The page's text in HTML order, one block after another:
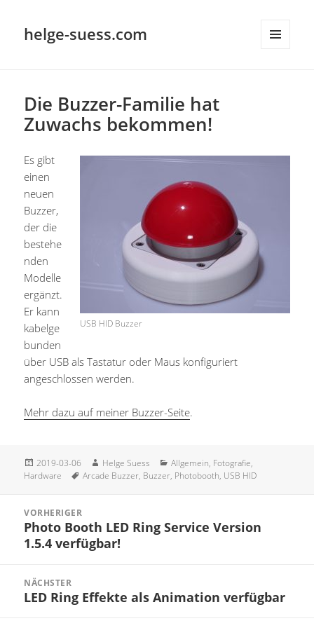
helge-suess.com
Die Buzzer-Familie hat
Zuwachs bekommen!
USB HID Buzzer
Es gibt
einen
neuen
Buzzer,
der die
bestehe
nden
Modelle
ergänzt.
Er kann
kabelge
bunden
über USB als Tastatur oder Maus konfiguriert
angeschlossen werden.
Mehr dazu auf meiner Buzzer-Seite.
Veröffentlicht
am
2019-03-06 Autor
Helge Suess Kategorien
Allgemein, Fotografie,
Hardware
Schlagwörter
Arcade Buzzer, Buzzer, Photobooth, USB HID
VORHERIGER
Vorheriger
Beitrag:
Photo Booth LED Ring Service Version
1.5.4 verfügbar!
NÄCHSTER
Nächster
LED Ring Effekte als Animation verfügbar